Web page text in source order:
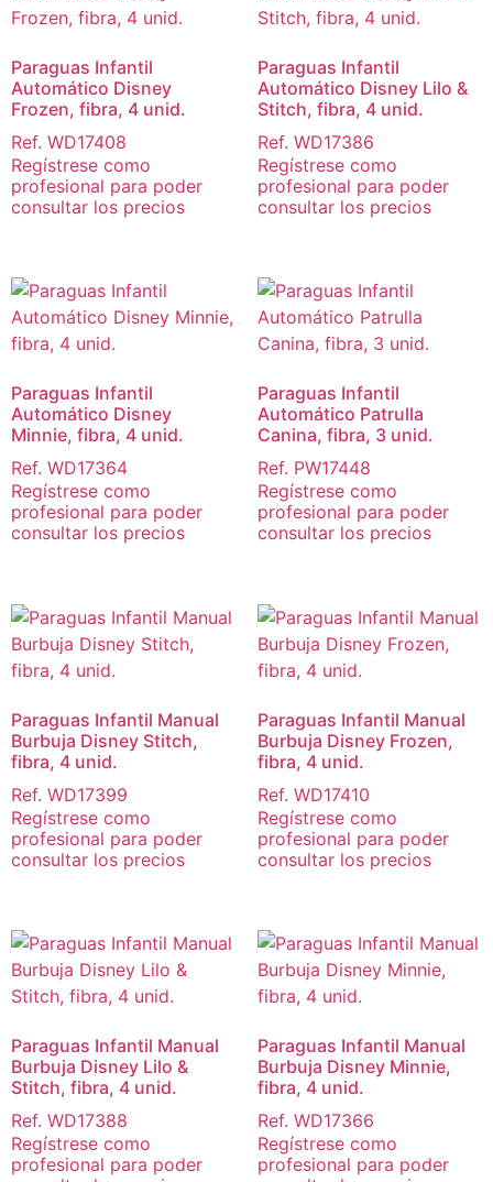
Paraguas Infantil
Automático Disney
Frozen, fibra, 4 unid.
Ref. WD17408
Regístrese como
profesional para poder
consultar los precios
Paraguas Infantil
Automático Disney Lilo &
Stitch, fibra, 4 unid.
Ref. WD17386
Regístrese como
profesional para poder
consultar los precios
Paraguas Infantil
Automático Disney
Minnie, fibra, 4 unid.
Ref. WD17364
Regístrese como
profesional para poder
consultar los precios
Paraguas Infantil
Automático Patrulla
Canina, fibra, 3 unid.
Ref. PW17448
Regístrese como
profesional para poder
consultar los precios
Paraguas Infantil Manual
Burbuja Disney Stitch,
fibra, 4 unid.
Ref. WD17399
Regístrese como
profesional para poder
consultar los precios
Paraguas Infantil Manual
Burbuja Disney Frozen,
fibra, 4 unid.
Ref. WD17410
Regístrese como
profesional para poder
consultar los precios
Paraguas Infantil Manual
Burbuja Disney Lilo &
Stitch, fibra, 4 unid.
Ref. WD17388
Regístrese como
profesional para poder
Paraguas Infantil Manual
Burbuja Disney Minnie,
fibra, 4 unid.
Ref. WD17366
Regístrese como
profesional para poder